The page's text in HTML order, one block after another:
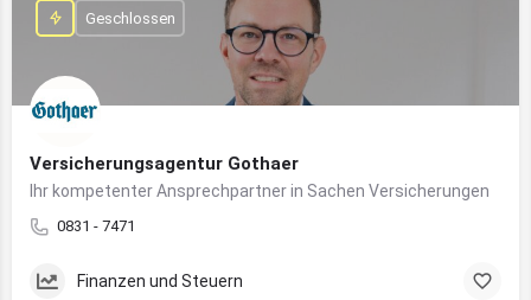
Versicherungsagentur Gothaer
Ihr kompetenter Ansprechpartner in Sachen Versicherungen
0831 - 7471
Geschlossen
Finanzen und Steuern